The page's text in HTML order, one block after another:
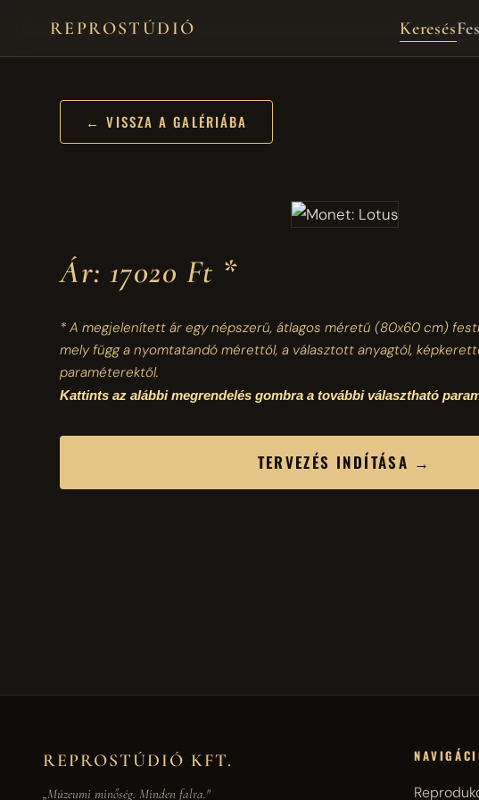
REPROSTÚDIÓ Keresés
← VISSZA A GALÉRIÁBA
Ár: 17020 Ft *
* A megjelenített ár egy népszerű, átlagos méretű(80x60 cm)
mely függ a nyomtatandó mérettől, a választott anyagtól,
paraméterektől.
Kattints az alábbi megrendelés gombra a további választható
TERVEZÉS INDÍTÁSA →
REPROSTÚDIÓ KFT.
„Múzeumi minőség. Minden falra."